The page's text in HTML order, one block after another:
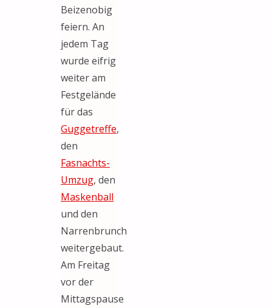
Beizenobig
feiern. An
jedem Tag
wurde eifrig
weiter am
Festgelände
für das
Guggetreffe,
den
Fasnachts-
Umzug, den
Maskenball
und den
Narrenbrunch
weitergebaut.
Am Freitag
vor der
Mittagspause